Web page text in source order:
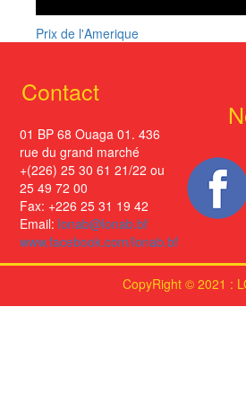
Prix de l'Amerique
Contact
01 BP 68 Ouaga 01. 436
rue du grand marché
+(226) 25 30 61 21/22 ou
25 49 72 00
Fax: +226 25 31 19 42
Email: lonab@lonab.bf
www.facebook.com/lonab.bf
CopyRight © 2021 :